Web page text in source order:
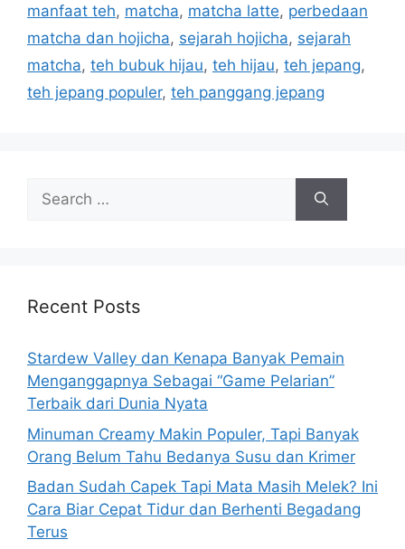
o
r
i
s
s
manfaat teh, matcha, matcha latte, perbedaan
matcha dan hojicha, sejarah hojicha, sejarah
matcha, teh bubuk hijau, teh hijau, teh jepang,
teh jepang populer, teh panggang jepang
h
r
:
Recent Posts
Stardew Valley dan Kenapa Banyak Pemain
Menganggapnya Sebagai “Game Pelarian”
Terbaik dari Dunia Nyata
Minuman Creamy Makin Populer, Tapi Banyak
Orang Belum Tahu Bedanya Susu dan Krimer
Badan Sudah Capek Tapi Mata Masih Melek? Ini
Cara Biar Cepat Tidur dan Berhenti Begadang
Terus